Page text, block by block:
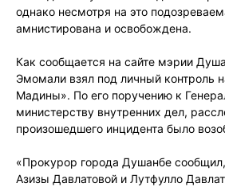
однако несмотря на это
амнистирована и освобождена.
Как сообщается на сайте мэрии
Эмомали взял под личный контроль
Мадины». По его поручению к
министерству внутренних дел,
произошедшего инцидента было
«Прокурор города Душанбе
Азизы Давлатовой и Лутфулло